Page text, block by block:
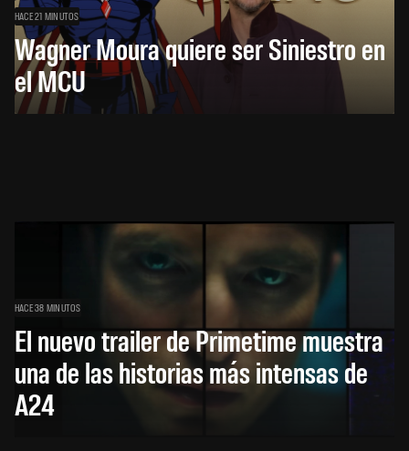
HACE 21 MINUTOS
Wagner Moura quiere ser Siniestro en
el MCU
HACE 38 MINUTOS
El nuevo trailer de Primetime muestra
una de las historias más intensas de
A24